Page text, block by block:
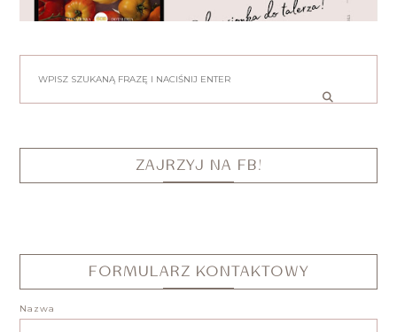
ZAJRZYJ NA FB!
FORMULARZ KONTAKTOWY
Nazwa